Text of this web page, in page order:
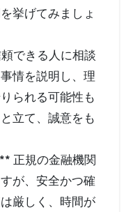
挙げてみましょ
できる人に相談
情を説明し、理
られる可能性も
立て、誠意をも
正規の金融機関
が、安全かつ確
厳しく、時間が